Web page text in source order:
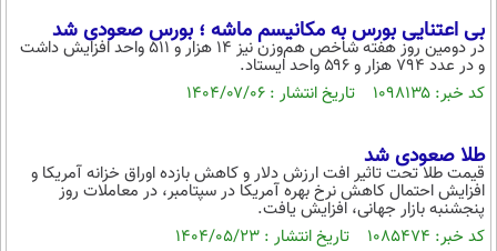
خودرو
اجتماعی
حوادث
محیط زیست
سفر و تفریح
ورزشی
بین الملل
فناوری و It
علمی
قرآن
گوناگون
بی اعتنایی بورس به مکانیسم ماشه ؛ بورس صعودی شد
در دومین روز هفته شاخص هم‌وزن نیز ۱۴ هزار و ۵۱۱ واحد افزایش داشت
و در عدد ۷۹۴ هزار و ۵۹۶ واحد ایستاد.
کد خبر: ۱۰۹۸۱۳۵ تاریخ انتشار : ۱۴۰۴/۰۷/۰۶
طلا صعودی شد
قیمت طلا تحت تاثیر افت ارزش دلار و کاهش بازده اوراق خزانه‌ آمریکا و
افزایش احتمال کاهش نرخ بهره آمریکا در سپتامبر، در معاملات روز
پنجشنبه بازار جهانی، افزایش یافت.
کد خبر: ۱۰۸۵۴۷۴ تاریخ انتشار : ۱۴۰۴/۰۵/۲۳